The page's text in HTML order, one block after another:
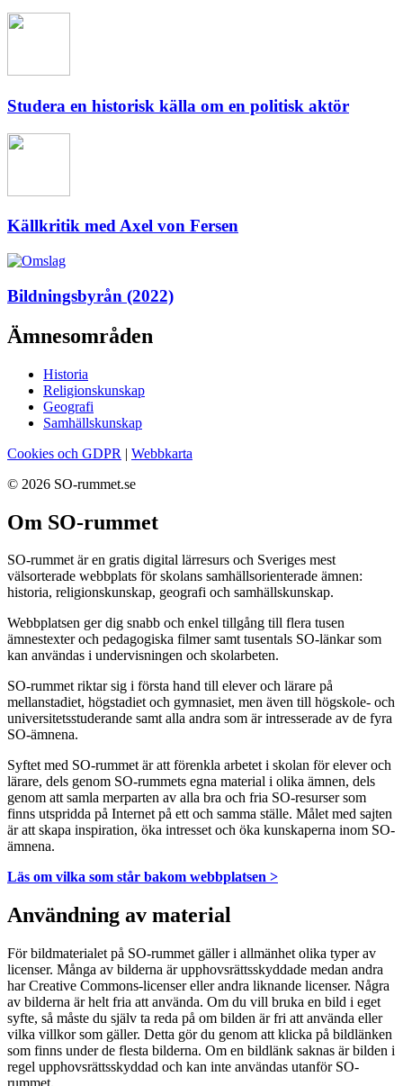
Studera en historisk källa om en politisk aktör
Källkritik med Axel von Fersen
Bildningsbyrån (2022)
Ämnesområden
Historia
Religionskunskap
Geografi
Samhällskunskap
Cookies och GDPR | Webbkarta
© 2026 SO-rummet.se
Om SO-rummet
SO-rummet är en gratis digital lärresurs och Sveriges mest
välsorterade webbplats för skolans samhällsorienterade ämnen:
historia, religionskunskap, geografi och samhällskunskap.
Webbplatsen ger dig snabb och enkel tillgång till flera tusen
ämnestexter och pedagogiska filmer samt tusentals SO-länkar som
kan användas i undervisningen och skolarbeten.
SO-rummet riktar sig i första hand till elever och lärare på
mellanstadiet, högstadiet och gymnasiet, men även till högskole- och
universitetsstuderande samt alla andra som är intresserade av de fyra
SO-ämnena.
Syftet med SO-rummet är att förenkla arbetet i skolan för elever och
lärare, dels genom SO-rummets egna material i olika ämnen, dels
genom att samla merparten av alla bra och fria SO-resurser som
finns utspridda på Internet på ett och samma ställe. Målet med sajten
är att skapa inspiration, öka intresset och öka kunskaperna inom SO-
ämnena.
Läs om vilka som står bakom webbplatsen >
Användning av material
För bildmaterialet på SO-rummet gäller i allmänhet olika typer av
licenser. Många av bilderna är upphovsrättsskyddade medan andra
har Creative Commons-licenser eller andra liknande licenser. Några
av bilderna är helt fria att använda. Om du vill bruka en bild i eget
syfte, så måste du själv ta reda på om bilden är fri att använda eller
vilka villkor som gäller. Detta gör du genom att klicka på bildlänken
som finns under de flesta bilderna. Om en bildlänk saknas är bilden i
regel upphovsrättsskyddad och kan inte användas utanför SO-